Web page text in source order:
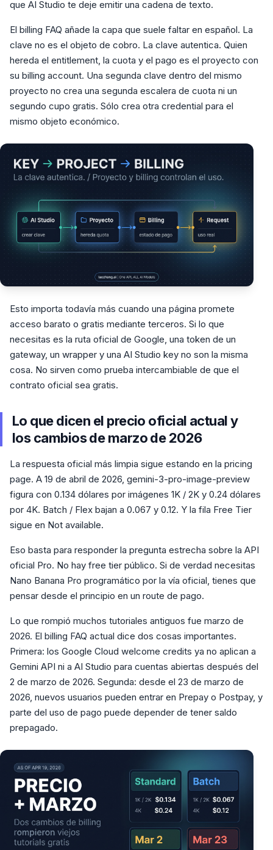
que AI Studio te deje emitir una cadena de texto.
El billing FAQ añade la capa que suele faltar en español. La
clave no es el objeto de cobro. La clave autentica. Quien
hereda el entitlement, la cuota y el pago es el proyecto con
su billing account. Una segunda clave dentro del mismo
proyecto no crea una segunda escalera de cuota ni un
segundo cupo gratis. Sólo crea otra credential para el
mismo objeto económico.
Esto importa todavía más cuando una página promete
acceso barato o gratis mediante terceros. Si lo que
necesitas es la ruta oficial de Google, una token de un
gateway, un wrapper y una AI Studio key no son la misma
cosa. No sirven como prueba intercambiable de que el
contrato oficial sea gratis.
Lo que dicen el precio oficial actual y
los cambios de marzo de 2026
La respuesta oficial más limpia sigue estando en la pricing
page. A 19 de abril de 2026, gemini-3-pro-image-preview
figura con 0.134 dólares por imágenes 1K / 2K y 0.24 dólares
por 4K. Batch / Flex bajan a 0.067 y 0.12. Y la fila Free Tier
sigue en Not available.
Eso basta para responder la pregunta estrecha sobre la API
oficial Pro. No hay free tier público. Si de verdad necesitas
Nano Banana Pro programático por la vía oficial, tienes que
pensar desde el principio en un route de pago.
Lo que rompió muchos tutoriales antiguos fue marzo de
2026. El billing FAQ actual dice dos cosas importantes.
Primera: los Google Cloud welcome credits ya no aplican a
Gemini API ni a AI Studio para cuentas abiertas después del
2 de marzo de 2026. Segunda: desde el 23 de marzo de
2026, nuevos usuarios pueden entrar en Prepay o Postpay, y
parte del uso de pago puede depender de tener saldo
prepagado.